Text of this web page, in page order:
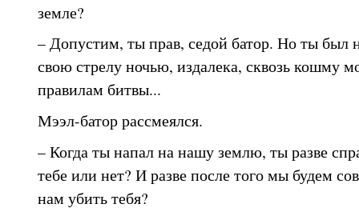
земле?
– Допустим, ты прав, седой батор. Но ты был
свою стрелу ночью, издалека, сквозь кошму
правилам битвы...
Мээл-батор рассмеялся.
– Когда ты напал на нашу землю, ты разве
тебе или нет? И разве после того мы будем
нам убить тебя?